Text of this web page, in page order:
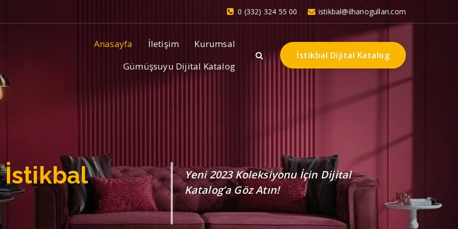
istikbal@ilhanogullari.com
0 (332) 324 55 00
Anasayfa İletişim
Kurumsal
Gümüşsuyu Dijital Katalog
İstikbal Dijital Katalog
Hangi
Gümüşsuyu’nun Yeni 2023 Koleksiyonu
Mağazamızda!